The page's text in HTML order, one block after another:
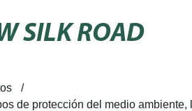
SILK ROAD
de protección del medio